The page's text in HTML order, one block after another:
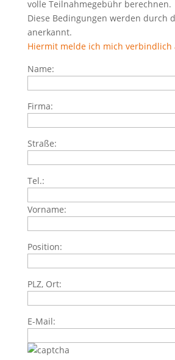
volle Teilnahmegebühr berechnen.
Diese Bedingungen werden durch
anerkannt.
Hiermit melde ich mich verbindlich
Name:
Firma:
Straße:
Tel.:
Vorname:
Position:
PLZ, Ort:
E-Mail: